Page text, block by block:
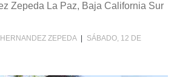
Zepeda La Paz, Baja California Sur
ZEPEDA
SÁBADO, 12 DE